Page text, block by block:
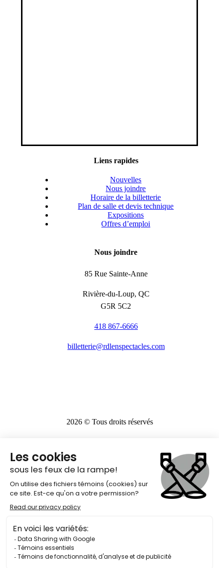
Liens rapides
Nouvelles
Nous joindre
Horaire de la billetterie
Plan de salle et devis technique
Expositions
Offres d’emploi
Nous joindre
85 Rue Sainte-Anne
Rivière-du-Loup, QC
G5R 5C2
418 867-6666
billetterie@rdlenspectacles.com
2026© Tous droits réservés
Share Tweet Share Pin
Close
Menu
Programmation
Forfaits
Info-billetterie
Sorties scolaires
Salles
À propos
Nouvelles
Nous joindre
Photos